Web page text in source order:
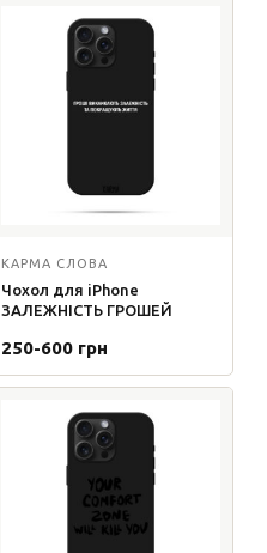
КАРМА СЛОВА
Чохол для iPhone
ЗАЛЕЖНІСТЬ ГРОШЕЙ
250-600 грн